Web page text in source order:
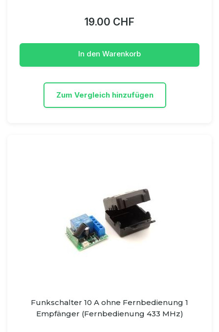
19.00 CHF
In den Warenkorb
Zum Vergleich hinzufügen
Funkschalter 10 A ohne Fernbedienung 1
Empfänger (Fernbedienung 433 MHz)